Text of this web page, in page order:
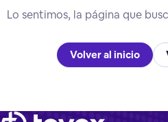
Lo sentimos, la página que
Volver al inicio